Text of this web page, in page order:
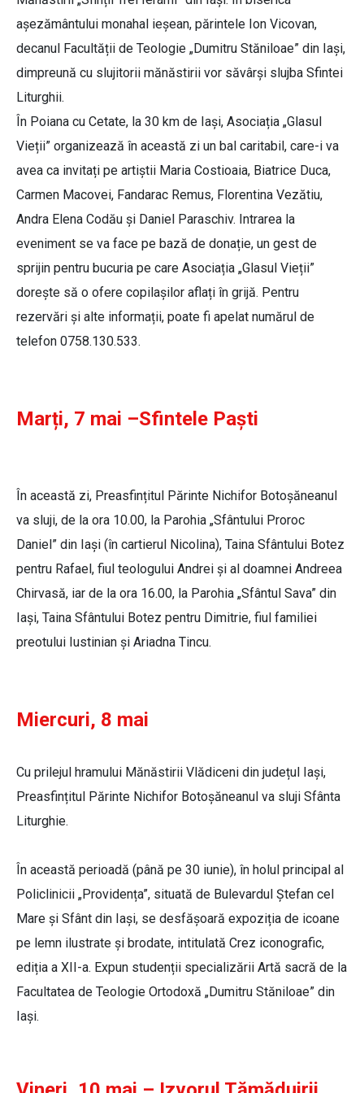
așezământului monahal ieșean, părintele Ion Vicovan,
decanul Facultății de Teologie „Dumitru Stăniloae” din Iași,
dimpreună cu slujitorii mănăstirii vor săvârși slujba Sfintei
Liturghii.
În Poiana cu Cetate, la 30 km de Iași, Asociația „Glasul
Vieții” organizează în această zi un bal caritabil, care-i va
avea ca invitați pe artiștii Maria Costioaia, Biatrice Duca,
Carmen Macovei, Fandarac Remus, Florentina Vezătiu,
Andra Elena Codău și Daniel Paraschiv. Intrarea la
eveniment se va face pe bază de donație, un gest de
sprijin pentru bucuria pe care Asociația „Glasul Vieții”
dorește să o ofere copilașilor aflați în grijă. Pentru
rezervări și alte informații, poate fi apelat numărul de
telefon 0758.130.533.
Marți, 7 mai –Sfintele Paști
În această zi, Preasfințitul Părinte Nichifor Botoșăneanul
va sluji, de la ora 10.00, la Parohia „Sfântului Proroc
Daniel” din Iași (în cartierul Nicolina), Taina Sfântului Botez
pentru Rafael, fiul teologului Andrei și al doamnei Andreea
Chirvasă, iar de la ora 16.00, la Parohia „Sfântul Sava” din
Iași, Taina Sfântului Botez pentru Dimitrie, fiul familiei
preotului Iustinian și Ariadna Tincu.
Miercuri, 8 mai
Cu prilejul hramului Mănăstirii Vlădiceni din județul Iași,
Preasfințitul Părinte Nichifor Botoșăneanul va sluji Sfânta
Liturghie.
În această perioadă (până pe 30 iunie), în holul principal al
Policlinicii „Providența”, situată de Bulevardul Ștefan cel
Mare și Sfânt din Iași, se desfășoară expoziția de icoane
pe lemn ilustrate și brodate, intitulată Crez iconografic,
ediția a XII-a. Expun studenții specializării Artă sacră de la
Facultatea de Teologie Ortodoxă „Dumitru Stăniloae” din
Iași.